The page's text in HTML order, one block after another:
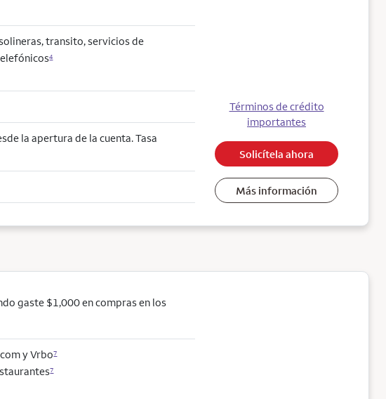
transito, servicios de
4
la apertura de la cuenta. Tasa
Términos de crédito
importantes
Solicítela ahora
Más información
gaste $1,000 en compras en los
y Vrbo7
7